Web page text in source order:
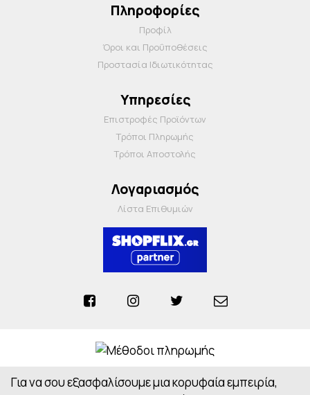
Πληροφορίες
Προφίλ
Όροι και Προΰποθέσεις
Προστασία Ιδιωτικότητας
Υπηρεσίες
Επιστροφές Προϊόντων
Τρόποι Πληρωμής
Τρόποι Αποστολής
Λογαριασμός
Λίστα Επιθυμιών
Anosiapharmacy © 2026 - All Rights Reserved
Για να σου εξασφαλίσουμε μια κορυφαία εμπειρία,